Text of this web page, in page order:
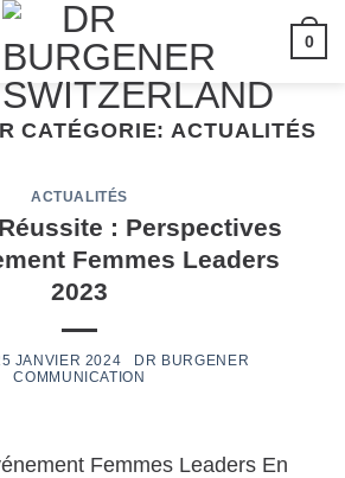
0
CATÉGORIE:ACTUALITÉS
ACTUALITÉS
: Perspectives
Femmes Leaders
2023
JANVIER 2024
Femmes Leaders En